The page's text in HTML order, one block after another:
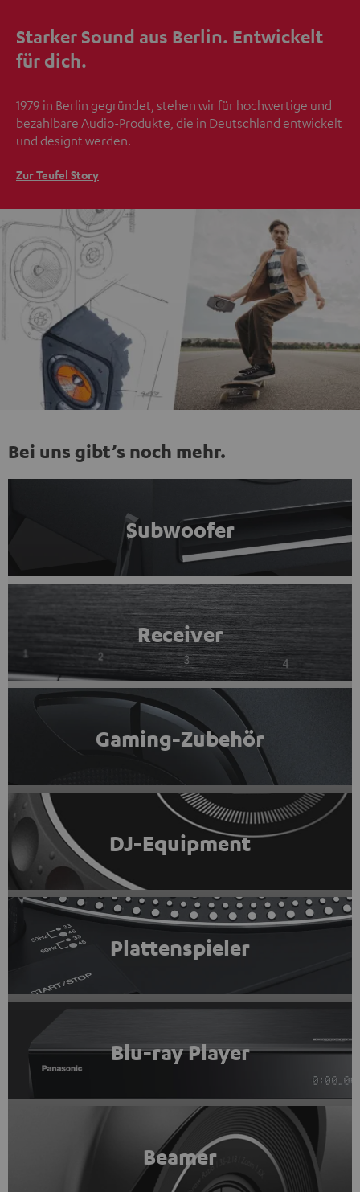
Starker Sound aus Berlin. Entwickelt
für dich.
1979 in Berlin gegründet, stehen wir für hochwertige und
bezahlbare Audio-Produkte, die in Deutschland entwickelt
und designt werden.
Zur Teufel Story
Bei uns gibt’s noch mehr.
Subwoofer
Receiver
Gaming-Zubehör
DJ-Equipment
Plattenspieler
Blu-ray Player
Beamer